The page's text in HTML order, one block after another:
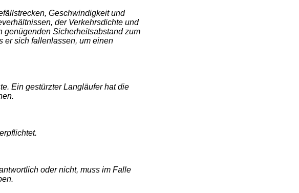
Geschwindigkeit und
der Verkehrsdichte und
genügenden Sicherheitsabstand zum
er sich fallenlassen, um einen
Ein gestürzter Langläufer hat die
oder nicht, muss im Falle